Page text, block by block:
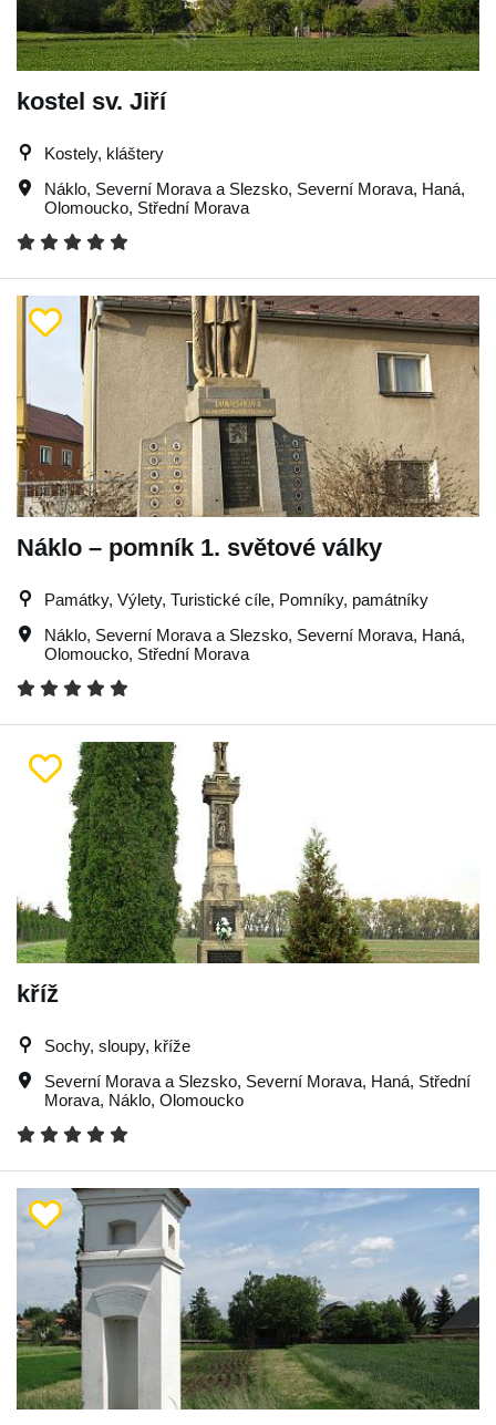
kostel sv. Jiří
Kostely, kláštery
Náklo, Severní Morava a Slezsko, Severní Morava, Haná,
Olomoucko, Střední Morava
Náklo – pomník 1. světové války
Památky, Výlety, Turistické cíle, Pomníky, památníky
Náklo, Severní Morava a Slezsko, Severní Morava, Haná,
Olomoucko, Střední Morava
kříž
Sochy, sloupy, kříže
Severní Morava a Slezsko, Severní Morava, Haná, Střední
Morava, Náklo, Olomoucko